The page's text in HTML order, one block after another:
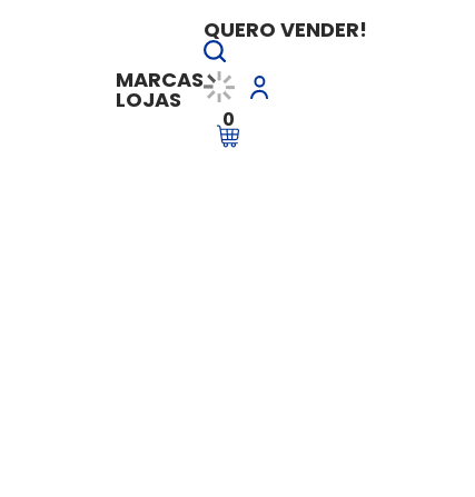
MARCAS
LOJAS
QUERO VENDER!
0
- 30min de aula - PLANO MENSAL